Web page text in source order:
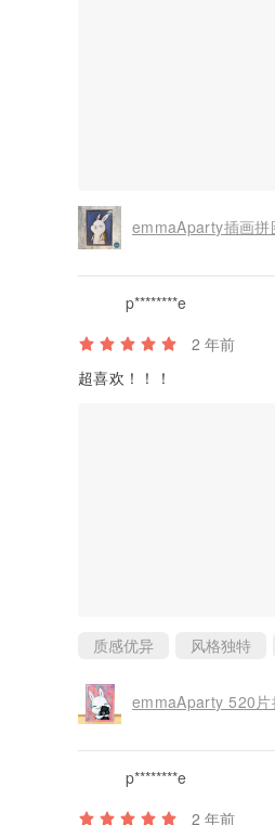
emmaAparty插画
p********e
2 年前
超喜欢！！！
质感优异 风格独特
emmaAparty 520片
p********e
2 年前